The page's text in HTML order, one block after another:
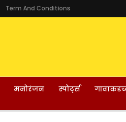
Term And Conditions
मनोरंजन स्पोर्ट्स